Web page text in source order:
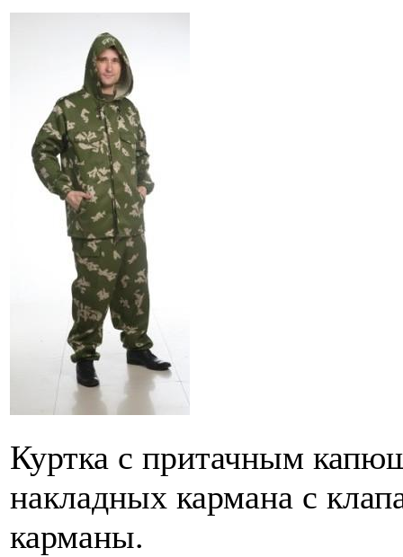
Куртка с притачным
накладных кармана с
карманы.